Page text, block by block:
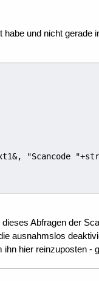
habe und nicht
Abfragen der
ausnahmslos
hier reinzuposten -